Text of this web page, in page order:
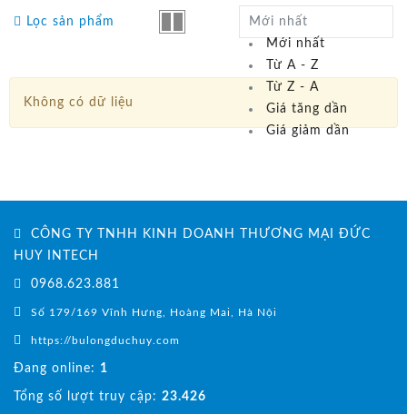
Lọc sản phẩm
Mới nhất
Mới nhất
Từ A - Z
Từ Z - A
Giá tăng dần
Giá giảm dần
Không có dữ liệu
CÔNG TY TNHH KINH DOANH THƯƠNG MẠI ĐỨC
HUY INTECH
0968.623.881
Số 179/169 Vĩnh Hưng, Hoàng Mai, Hà Nội
https://bulongduchuy.com
Đang online: 1
Tổng số lượt truy cập: 23.426